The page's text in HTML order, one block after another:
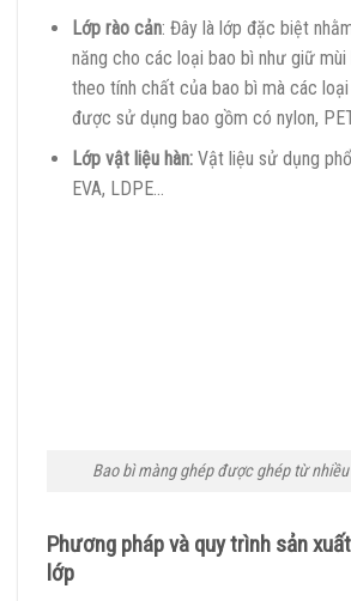
Lớp rào cản: Đây là lớp đặc biệt
năng cho các loại bao bì như giữ mùi
theo tính chất của bao bì mà các
được sử dụng bao gồm có nylon,
Lớp vật liệu hàn:Vật liệu sử dụng
EVA, LDPE…
Bao bì màng ghép được ghép từ
Phương pháp và quy trình sản
lớp